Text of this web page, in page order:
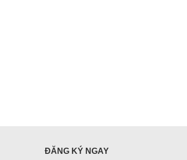
ĐĂNG KÝ NGAY